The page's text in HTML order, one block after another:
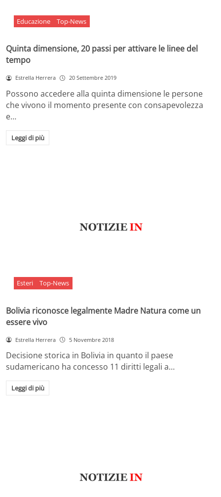
Educazione Top-News
Quinta dimensione, 20 passi per attivare le linee del
tempo
Estrella Herrera 20 Settembre 2019
Possono accedere alla quinta dimensione le persone
che vivono il momento presente con consapevolezza
e…
Leggi di più
Esteri Top-News
Bolivia riconosce legalmente Madre Natura come un
essere vivo
Estrella Herrera 5 Novembre 2018
Decisione storica in Bolivia in quanto il paese
sudamericano ha concesso 11 diritti legali a…
Leggi di più